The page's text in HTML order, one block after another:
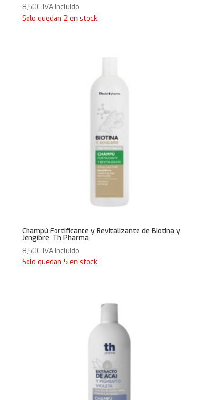
8,50€ IVA Incluido
Solo quedan 2 en stock
Champú Fortificante y Revitalizante de Biotina y
Jengibre. Th Pharma
8,50€ IVA Incluido
Solo quedan 5 en stock